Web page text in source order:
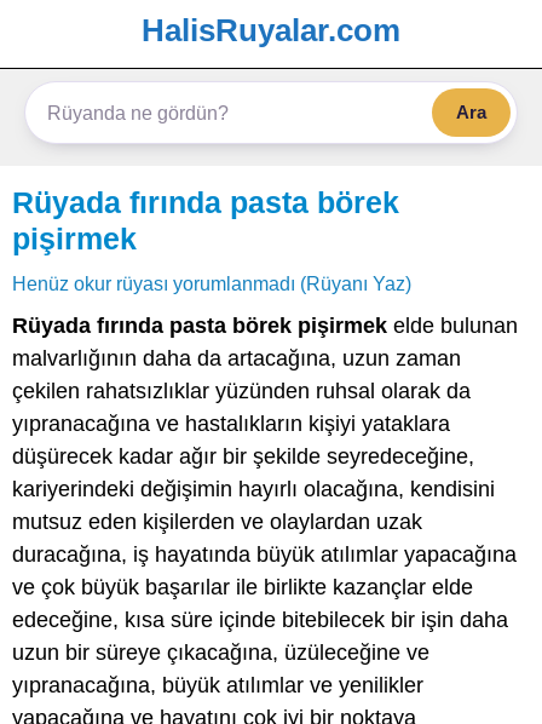
HalisRuyalar.com
Ara
Rüyada fırında pasta börek
pişirmek
Henüz okur rüyası yorumlanmadı (Rüyanı Yaz)
Rüyada fırında pasta börek pişirmek elde bulunan
malvarlığının daha da artacağına, uzun zaman
çekilen rahatsızlıklar yüzünden ruhsal olarak da
yıpranacağına ve hastalıkların kişiyi yataklara
düşürecek kadar ağır bir şekilde seyredeceğine,
kariyerindeki değişimin hayırlı olacağına, kendisini
mutsuz eden kişilerden ve olaylardan uzak
duracağına, iş hayatında büyük atılımlar yapacağına
ve çok büyük başarılar ile birlikte kazançlar elde
edeceğine, kısa süre içinde bitebilecek bir işin daha
uzun bir süreye çıkacağına, üzüleceğine ve
yıpranacağına, büyük atılımlar ve yenilikler
yapacağına ve hayatını çok iyi bir noktaya